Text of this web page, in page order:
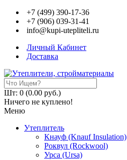
+7 (499) 390-17-36
+7 (906) 039-31-41
info@kupi-utepliteli.ru
Личный Кабинет
Доставка
Шт: 0 (0.00 руб.)
Ничего не куплено!
Меню
Утеплитель
Кнауф (Knauf Insulation)
Роквул (Rockwool)
Урса (Ursa)